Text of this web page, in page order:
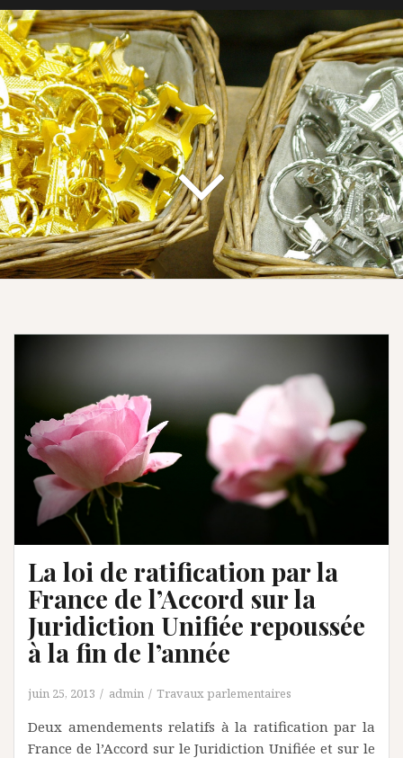
La loi de ratification par la
France de l’Accord sur la
Juridiction Unifiée repoussée
à la fin de l’année
juin 25, 2013 admin Travaux parlementaires
Deux amendements relatifs à la ratification par la
France de l’Accord sur le Juridiction Unifiée et sur le